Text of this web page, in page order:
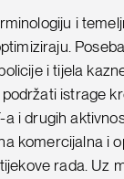
i
i tijela
istrage
i drugih
komercijalna i
rada. Uz